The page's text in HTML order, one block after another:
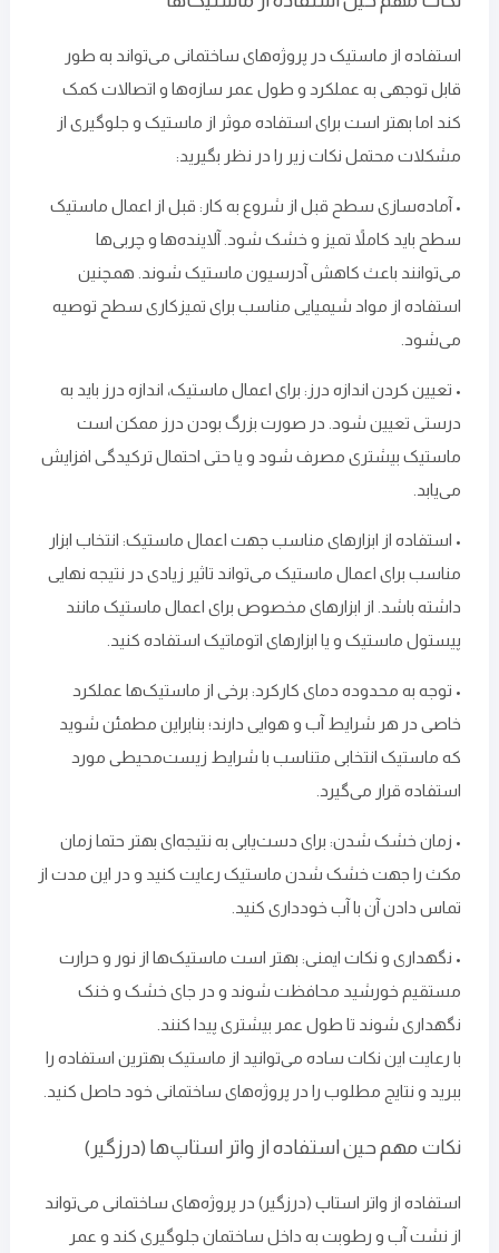
استفاده از ماستیک در پروژه‌های ساختمانی می‌تواند به ‌طور
قابل توجهی به عملکرد و طول عمر سازه‌ها و اتصالات کمک
کند اما بهتر است برای استفاده موثر از ماستیک و جلوگیری از
مشکلات محتمل نکات زیر را در نظر بگیرید:
• آماده‌سازی سطح قبل از شروع به کار: قبل از اعمال ماستیک
سطح باید کاملاً تمیز و خشک شود. آلاینده‌ها و چربی‌ها
می‌توانند باعث کاهش آدرسیون ماستیک شوند. همچنین
استفاده از مواد شیمیایی مناسب برای تمیزکاری سطح توصیه
می‌شود.
• تعیین کردن اندازه درز: برای اعمال ماستیک، اندازه درز باید به
درستی تعیین شود. در صورت بزرگ بودن درز ممکن است
ماستیک بیشتری مصرف شود و یا حتی احتمال ترکیدگی افزایش
می‌یابد.
• استفاده از ابزارهای مناسب جهت اعمال ماستیک: انتخاب ابزار
مناسب برای اعمال ماستیک می‌تواند تاثیر زیادی در نتیجه نهایی
داشته باشد. از ابزارهای مخصوص برای اعمال ماستیک مانند
پیستول ماستیک و یا ابزارهای اتوماتیک استفاده کنید.
• توجه به محدوده دمای کارکرد: برخی از ماستیک‌ها عملکرد
خاصی در هر شرایط آب و هوایی دارند؛ بنابراین مطمئن شوید
که ماستیک انتخابی متناسب با شرایط زیست‌محیطی مورد
استفاده قرار می‌گیرد.
• زمان خشک شدن: برای دست‌یابی به نتیجه‌ای بهتر حتما زمان
مکث را جهت خشک شدن ماستیک رعایت کنید و در این مدت از
تماس دادن آن با آب خودداری کنید.
• نگهداری و نکات ایمنی: بهتر است ماستیک‌ها از نور و حرارت
مستقیم خورشید محافظت شوند و در جای خشک و خنک
نگهداری شوند تا طول عمر بیشتری پیدا کنند.
با رعایت این نکات ساده می‌توانید از ماستیک بهترین استفاده را
ببرید و نتایج مطلوب را در پروژه‌های ساختمانی خود حاصل کنید.
نکات مهم حین استفاده از واتر استاپ‌ها (درزگیر)
استفاده از واتر استاپ (درزگیر) در پروژه‌های ساختمانی می‌تواند
از نشت آب و رطوبت به داخل ساختمان جلوگیری کند و عمر